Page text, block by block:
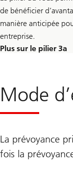
de bénéficier
manière anticipée
entreprise.
Plus sur le pilier 3a
Mode
La prévoyance
fois la